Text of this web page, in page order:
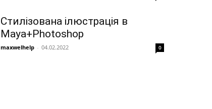
Стилізована ілюстрація в
Maya+Photoshop
maxwelhelp - 04.02.2022 0